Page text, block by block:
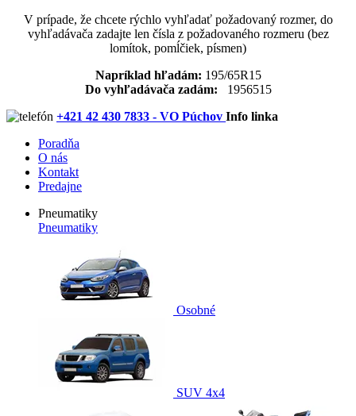
V prípade, že chcete rýchlo vyhľadať požadovaný rozmer, do
vyhľadávača zadajte len čísla z požadovaného rozmeru (bez
lomítok, pomĺčiek, písmen)
Napríklad hľadám: 195/65R15
Do vyhľadávača zadám: 1956515
+421 42 430 7833 - VO Púchov Info linka
Poradňa
O nás
Kontakt
Predajne
Pneumatiky
Pneumatiky
Osobné
SUV 4x4